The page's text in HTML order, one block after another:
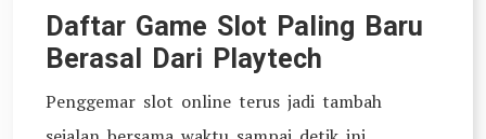
Daftar Game Slot Paling Baru
Berasal Dari Playtech
Penggemar slot online terus jadi tambah